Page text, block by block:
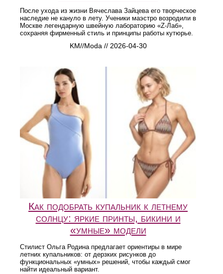
После ухода из жизни Вячеслава Зайцева его творческое
наследие не кануло в лету. Ученики маэстро возродили в
Москве легендарную швейную лабораторию «Z-Лаб»,
сохраняя фирменный стиль и принципы работы кутюрье.
KM//Moda // 2026-04-30
Как подобрать купальник к летнему
солнцу: яркие принты, бикини и
«умные» модели
Стилист Ольга Родина предлагает ориентиры в мире
летних купальников: от дерзких рисунков до
функциональных «умных» решений, чтобы каждый смог
найти идеальный вариант.